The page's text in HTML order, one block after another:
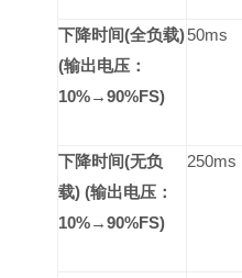
下降时间(全负载)
(输出电压：
10%→90%FS)
50ms
下降时间(无负
载) (输出电压：
10%→90%FS)
250ms